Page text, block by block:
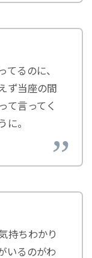
てるのに、
ず当座の間
て言ってく
に。
持ちわかり
いるのがわ